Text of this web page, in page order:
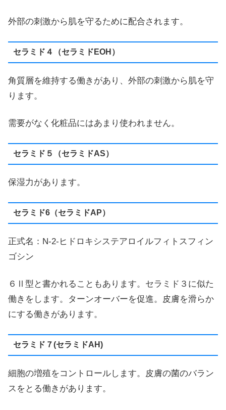
外部の刺激から肌を守るために配合されます。
セラミド４（セラミドEOH）
角質層を維持する働きがあり、外部の刺激から肌を守
ります。
需要がなく化粧品にはあまり使われません。
セラミド５（セラミドAS）
保湿力があります。
セラミド6（セラミドAP）
正式名：N-2-ヒドロキシステアロイルフィトスフィン
ゴシン
６Ⅱ型と書かれることもあります。セラミド３に似た
働きをします。ターンオーバーを促進。皮膚を滑らか
にする働きがあります。
セラミド７(セラミドAH)
細胞の増殖をコントロールします。皮膚の菌のバラン
スをとる働きがあります。